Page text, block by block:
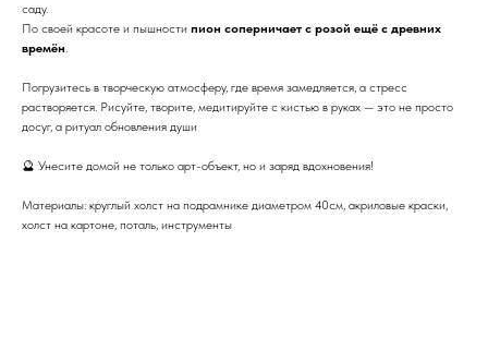
саду.
По своей красоте и пышности пион соперничает с розой ещё с древних
времён.
Погрузитесь в творческую атмосферу, где время замедляется, а стресс
растворяется. Рисуйте, творите, медитируйте с кистью в руках — это не просто
досуг, а ритуал обновления души
🔮 Унесите домой не только арт-объект, но и заряд вдохновения!
Материалы: круглый холст на подрамнике диаметром 40см, акриловые краски,
холст на картоне, поталь, инструменты